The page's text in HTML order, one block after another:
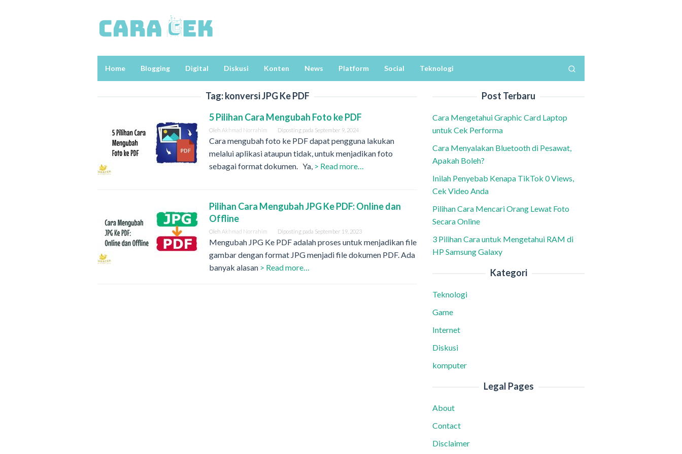
Home Blogging Digital Diskusi Konten News Platform Social Teknologi
Tag:konversi JPG Ke PDF
5 Pilihan Cara Mengubah Foto ke PDF
Oleh Akhmad Norrahim Diposting pada September 9, 2024
Cara mengubah foto ke PDF dapat pengguna lakukan
melalui aplikasi ataupun tidak, untuk menjadikan foto
sebagai format dokumen. Ya, > Read more…
Pilihan Cara Mengubah JPG Ke PDF: Online dan
Offline
Oleh Akhmad Norrahim Diposting pada September 19, 2023
Mengubah JPG Ke PDF adalah proses untuk menjadikan file
gambar dengan format JPG menjadi file dokumen PDF. Ada
banyak alasan > Read more…
Post Terbaru
Cara Mengetahui Graphic Card Laptop
untuk Cek Performa
Cara Menyalakan Bluetooth di Pesawat,
Apakah Boleh?
Inilah Penyebab Kenapa TikTok 0 Views,
Cek Video Anda
Pilihan Cara Mencari Orang Lewat Foto
Secara Online
3 Pilihan Cara untuk Mengetahui RAM di
HP Samsung Galaxy
Kategori
Teknologi
Game
Internet
Diskusi
komputer
Legal Pages
About
Contact
Disclaimer